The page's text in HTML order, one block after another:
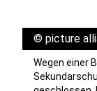
© picture
Wegen einer